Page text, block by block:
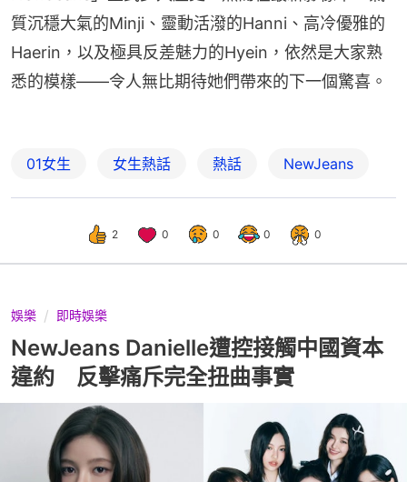
質沉穩大氣的Minji、靈動活潑的Hanni、高冷優雅的
Haerin，以及極具反差魅力的Hyein，依然是大家熟
悉的模樣——令人無比期待她們帶來的下一個驚喜。
01女生 女生熱話 熱話 NewJeans
2 0 0 0 0
娛樂 即時娛樂
NewJeans Danielle遭控接觸中國資本
違約 反擊痛斥完全扭曲事實